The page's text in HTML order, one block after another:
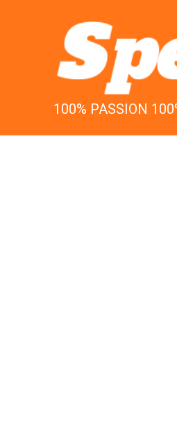
100% PASSION